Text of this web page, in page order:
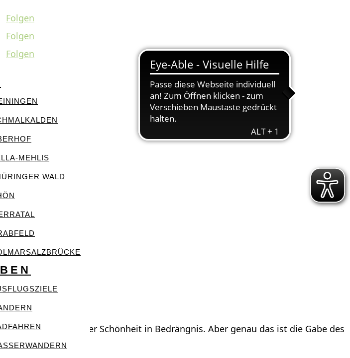
Folgen
Folgen
Folgen
MEHLIS
WALD
PAPIER
– natürlich einer Schönheit in Bedrängnis. Aber genau das ist die Gabe des
Schönheit…